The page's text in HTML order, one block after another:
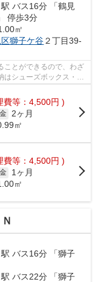
駅 バス16分 「鶴見
停歩3分
㎡
獅子ケ谷２丁目39-
ことができるので、わざ
はシューズボックス・ウ
費等：4,500円 )
2ヶ月
㎡
費等：4,500円 )
1ヶ月
㎡
駅 バス16分 「獅子
駅 バス22分 「獅子